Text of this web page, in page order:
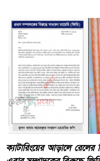
ক্যাটারিংয়ের আড়ালে